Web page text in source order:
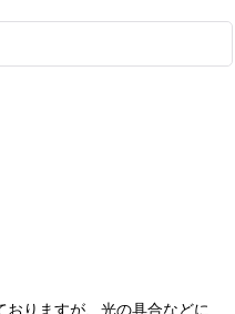
りますが、光の具合などに